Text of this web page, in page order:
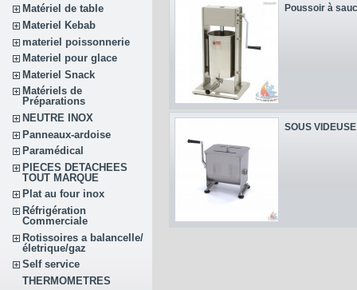
Matériel de table
Materiel Kebab
materiel poissonnerie
Materiel pour glace
Materiel Snack
Matériels de
Préparations
NEUTRE INOX
Panneaux-ardoise
Paramédical
PIECES DETACHEES
TOUT MARQUE
Plat au four inox
Réfrigération
Commerciale
Rotissoires a balancelle/
életrique/gaz
Self service
THERMOMETRES
Poussoir à
SOUS